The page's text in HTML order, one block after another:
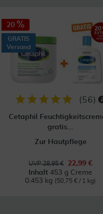
20
GRATIS
Versand
(56)
Cetaphil
gratis...
Zur Hautpflege
UVP 28,95 €
22,99 €
Inhalt 453 g Creme
0.453 kg (50,75 € / 1 kg)